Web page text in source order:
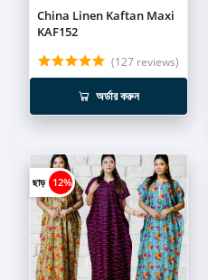
China Linen Kaftan Maxi
KAF152
(127 reviews)
অর্ডার করুন
ছাড় 12%